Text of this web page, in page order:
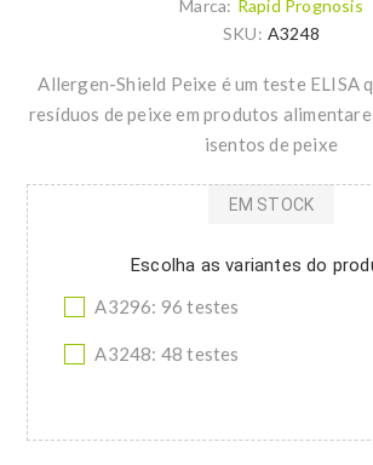
Marca: Rapid Prognosis
SKU: A3248
Allergen-Shield Peixe é um teste ELISA
resíduos de peixe em produtos
isentos de peixe
Escolha as variantes do
A3296: 96 testes
A3248: 48 testes
EM STOCK